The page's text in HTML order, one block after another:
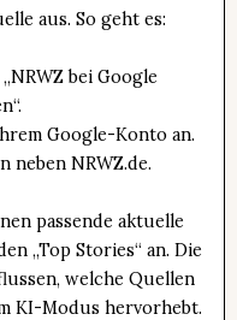
aus. So geht es:
bei Google
Google-Konto an.
neben NRWZ.de.
passende aktuelle
„Top Stories“ an. Die
welche Quellen
KI-Modus hervorhebt.